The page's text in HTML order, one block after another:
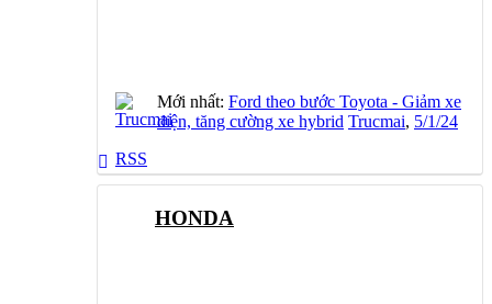
Mới nhất: Ford theo bước Toyota - Giảm xe
điện, tăng cường xe hybrid Trucmai, 5/1/24
RSS
HONDA